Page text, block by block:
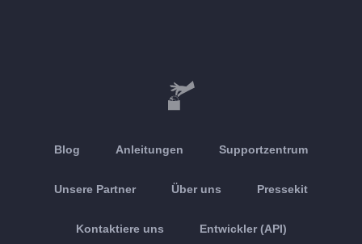
Blog Anleitungen Supportzentrum
Unsere Partner Über uns Pressekit
Kontaktiere uns Entwickler (API)